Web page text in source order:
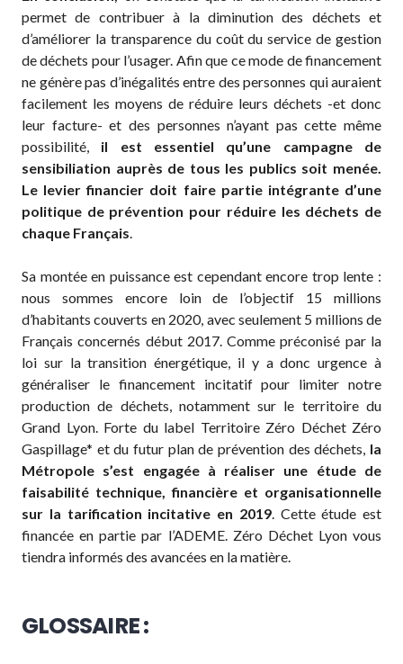
permet de contribuer à la diminution des déchets et
d’améliorer la transparence du coût du service de gestion
de déchets pour l’usager. Afin que ce mode de financement
ne génère pas d’inégalités entre des personnes qui auraient
facilement les moyens de réduire leurs déchets -et donc
leur facture- et des personnes n’ayant pas cette même
possibilité, il est essentiel qu’une campagne de
sensibiliation auprès de tous les publics soit menée.
Le levier financier doit faire partie intégrante d’une
politique de prévention pour réduire les déchets de
chaque Français.
Sa montée en puissance est cependant encore trop lente :
nous sommes encore loin de l’objectif 15 millions
d’habitants couverts en 2020, avec seulement 5 millions de
Français concernés début 2017. Comme préconisé par la
loi sur la transition énergétique, il y a donc urgence à
généraliser le financement incitatif pour limiter notre
production de déchets, notamment sur le territoire du
Grand Lyon. Forte du label Territoire Zéro Déchet Zéro
Gaspillage* et du futur plan de prévention des déchets, la
Métropole s’est engagée à réaliser une étude de
faisabilité technique, financière et organisationnelle
sur la tarification incitative en 2019. Cette étude est
financée en partie par l’ADEME. Zéro Déchet Lyon vous
tiendra informés des avancées en la matière.
GLOSSAIRE :